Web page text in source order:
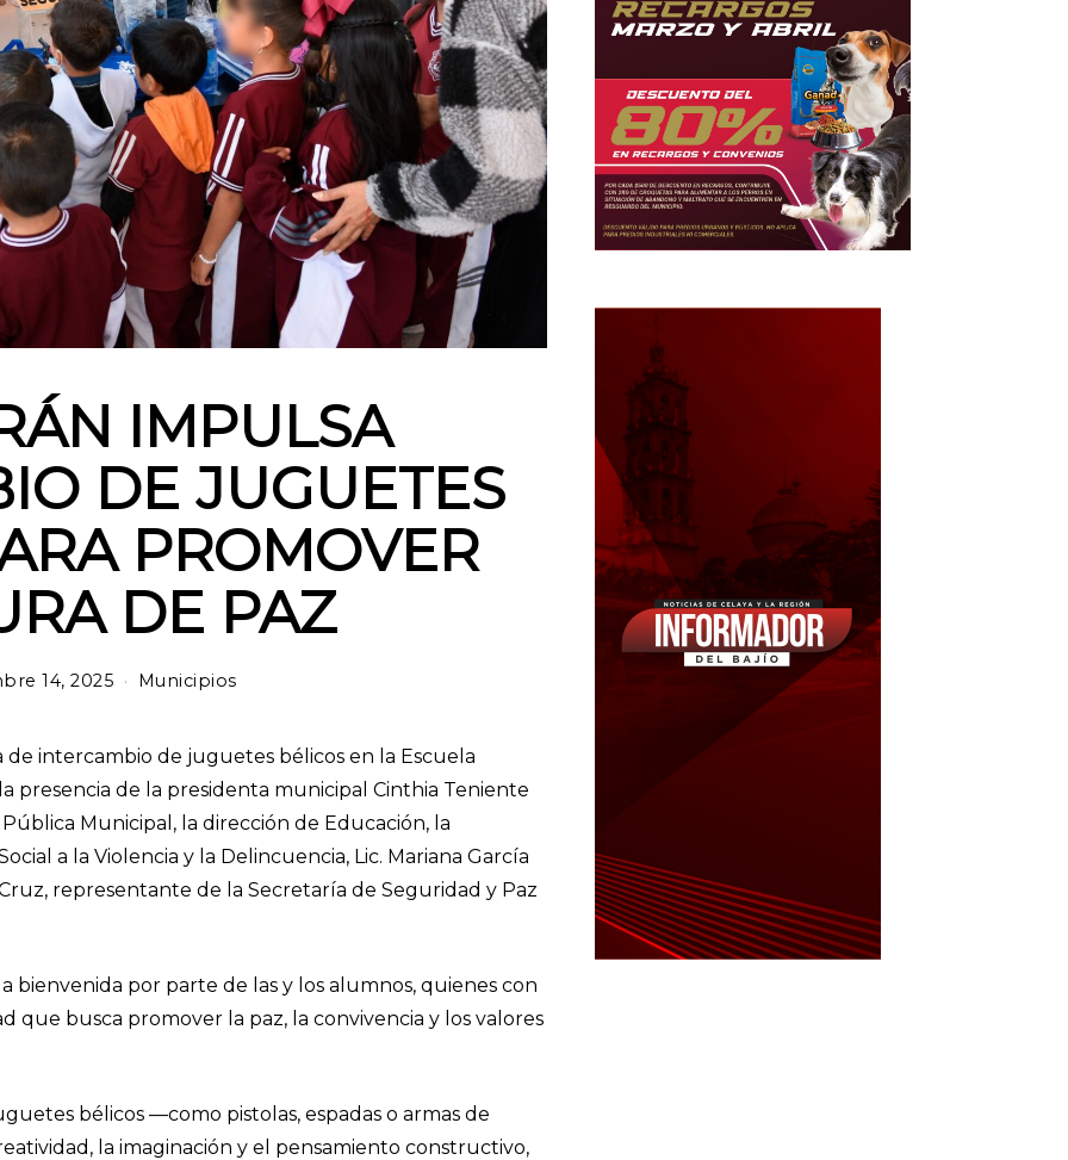
IMPULSA
DE JUGUETES
PROMOVER
DE PAZ
14, 2025 m
z
o
1
2
,
0
Municipios
de intercambio de juguetes bélicos en la Escuela
presencia de la presidenta municipal Cinthia Teniente
Municipal, la dirección de Educación, la
a la Violencia y la Delincuencia, Lic. Mariana García
representante de la Secretaría de Seguridad y Paz
bienvenida por parte de las y los alumnos, quienes con
que busca promover la paz, la convivencia y los valores
bélicos —como pistolas, espadas o armas de
la imaginación y el pensamiento constructivo,